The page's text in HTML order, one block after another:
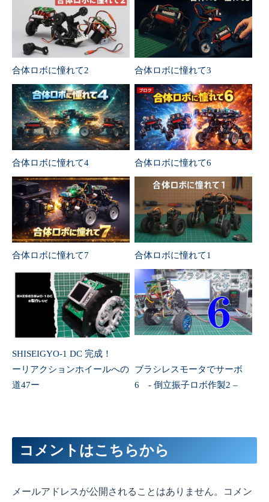
合体ロボに憧れて2 合体ロボに憧れて3
合体ロボに憧れて4 合体ロボに憧れて6
合体ロボに憧れて7 合体ロボに憧れて1
SHISEIGYO-1 DC 完成！
ーリアクションホイールへの
道47ー
ブラシレスモータでサーボ
6 - 倒立振子ロボ作製2 –
コメントはこちらから
メールアドレスが公開されることはありません。コメン